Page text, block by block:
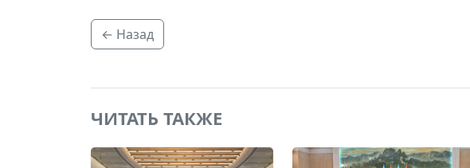
← Назад
ЧИТАТЬ ТАКЖЕ